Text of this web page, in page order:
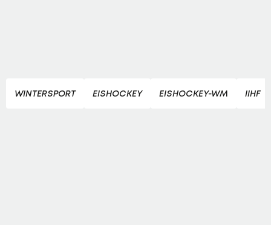
WINTERSPORT EISHOCKEY EISHOCKEY-WM IIHF